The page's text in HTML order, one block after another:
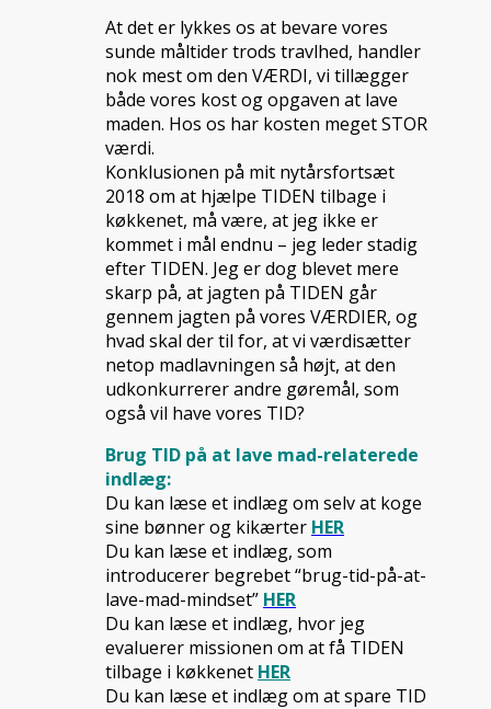
At det er lykkes os at bevare vores
sunde måltider trods travlhed, handler
nok mest om den VÆRDI, vi tillægger
både vores kost og opgaven at lave
maden. Hos os har kosten meget STOR
værdi.
Konklusionen på mit nytårsfortsæt
2018 om at hjælpe TIDEN tilbage i
køkkenet, må være, at jeg ikke er
kommet i mål endnu – jeg leder stadig
efter TIDEN. Jeg er dog blevet mere
skarp på, at jagten på TIDEN går
gennem jagten på vores VÆRDIER, og
hvad skal der til for, at vi værdisætter
netop madlavningen så højt, at den
udkonkurrerer andre gøremål, som
også vil have vores TID?
Brug TID på at lave mad-relaterede
indlæg:
Du kan læse et indlæg om selv at koge
sine bønner og kikærter HER
Du kan læse et indlæg, som
introducerer begrebet “brug-tid-på-at-
lave-mad-mindset” HER
Du kan læse et indlæg, hvor jeg
evaluerer missionen om at få TIDEN
tilbage i køkkenet HER
Du kan læse et indlæg om at spare TID